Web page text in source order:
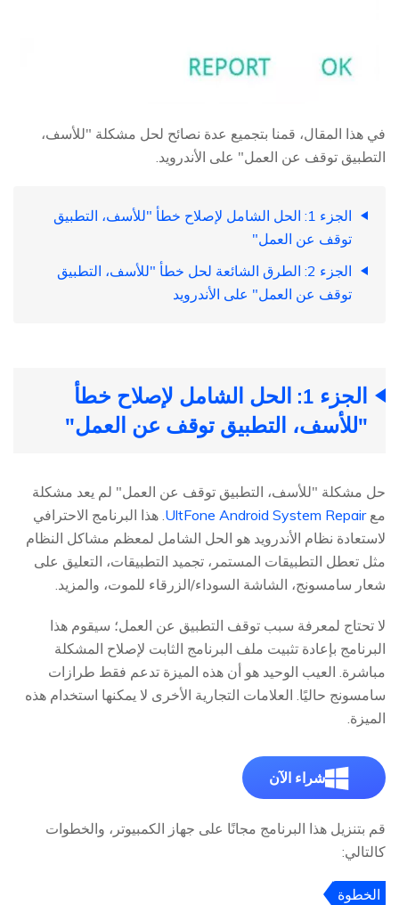
في هذا المقال، قمنا بتجميع عدة نصائح لحل مشكلة "للأسف،
التطبيق توقف عن العمل" على الأندرويد.
الجزء 1: الحل الشامل لإصلاح خطأ "للأسف، التطبيق
توقف عن العمل"
الجزء 2: الطرق الشائعة لحل خطأ "للأسف، التطبيق
توقف عن العمل" على الأندرويد
الجزء 1: الحل الشامل لإصلاح خطأ
"للأسف، التطبيق توقف عن العمل"
حل مشكلة "للأسف، التطبيق توقف عن العمل" لم يعد مشكلة
معUltFone Android System Repair. هذا البرنامج الاحترافي
لاستعادة نظام الأندرويد هو الحل الشامل لمعظم مشاكل النظام
مثل تعطل التطبيقات المستمر، تجميد التطبيقات، التعليق على
شعار سامسونج، الشاشة السوداء/الزرقاء للموت، والمزيد.
لا تحتاج لمعرفة سبب توقف التطبيق عن العمل؛ سيقوم هذا
البرنامج بإعادة تثبيت ملف البرنامج الثابت لإصلاح المشكلة
مباشرة. العيب الوحيد هو أن هذه الميزة تدعم فقط طرازات
سامسونج حاليًا. العلامات التجارية الأخرى لا يمكنها استخدام هذه
الميزة.
شراء الآن
قم بتنزيل هذا البرنامج مجانًا على جهاز الكمبيوتر، والخطوات
كالتالي:
الخطوة